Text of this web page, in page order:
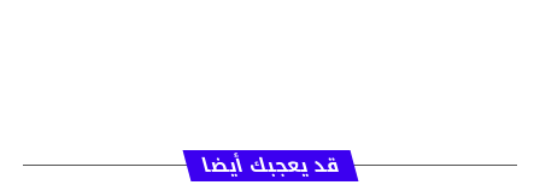
قد يعجبك أيضا